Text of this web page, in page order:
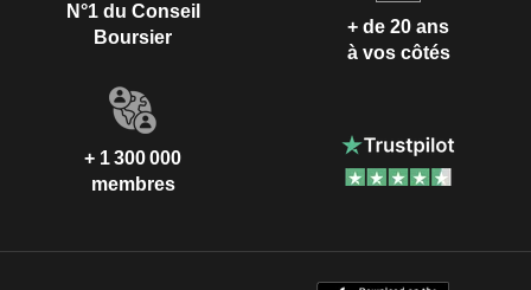
N°1 du Conseil
Boursier
+ de 20 ans
à vos côtés
+ 1 300 000
membres